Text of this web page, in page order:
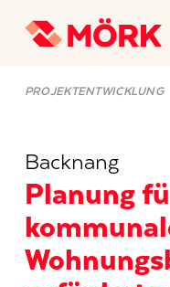
PROJEKTENTWICKLUNG
Backnang
Planung